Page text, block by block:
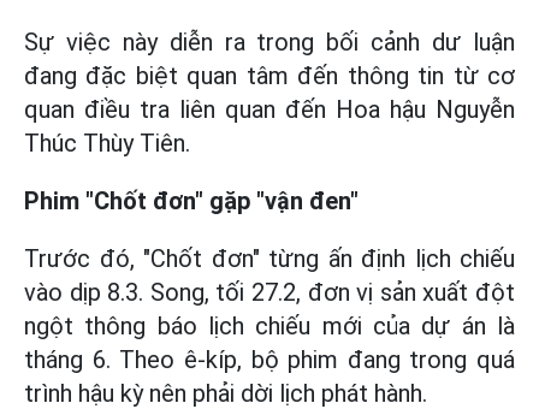
Sự việc này diễn ra trong bối cảnh dư luận
đang đặc biệt quan tâm đến thông tin từ cơ
quan điều tra liên quan đến Hoa hậu Nguyễn
Thúc Thùy Tiên.
Phim "Chốt đơn" gặp "vận đen"
Trước đó, "Chốt đơn" từng ấn định lịch chiếu
vào dịp 8.3. Song, tối 27.2, đơn vị sản xuất đột
ngột thông báo lịch chiếu mới của dự án là
tháng 6. Theo ê-kíp, bộ phim đang trong quá
trình hậu kỳ nên phải dời lịch phát hành.